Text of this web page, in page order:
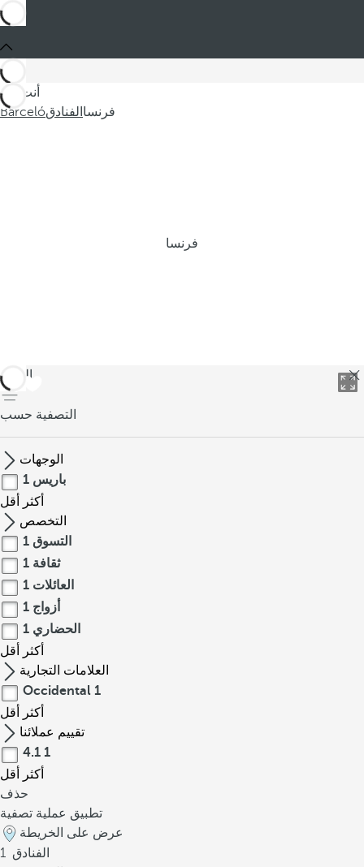
أنت في
Barcelóالفنادق فرنسا
فرنسا
العودة
التصفية حسب
الوجهات
باريس 1
أكثر
أقل
التخصص
التسوق 1
ثقافة 1
العائلات 1
أزواج 1
الحضاري 1
أكثر
أقل
العلامات التجارية
Occidental 1
أكثر
أقل
تقييم عملائنا
4.1 1
أكثر
أقل
حذف
تطبيق عملية تصفية
عرض على الخريطة
1 الفنادق